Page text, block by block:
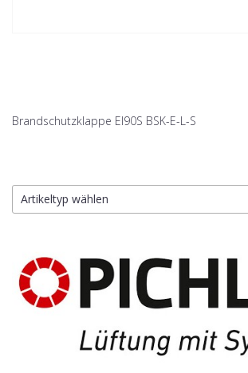
Brandschutzklappe EI90S BSK-E-L-S
Artikeltyp wählen